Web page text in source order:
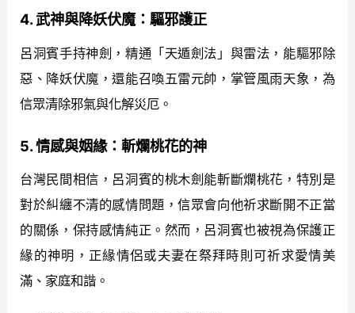
4. 武神與降妖伏魔：驅邪護正
呂洞賓手持神劍，精通「天遁劍法」與雷法，能驅邪除
惡、降妖伏魔，還能召喚五雷元帥，掌管風雨天象，為
信眾清除邪氣與化解災厄。
5. 情感與姻緣：斬爛桃花的神
台灣民間相信，呂洞賓的桃木劍能斬斷爛桃花，特別是
對於糾纏不清的感情問題，信眾會向他祈求斷開不正當
的關係，保持感情純正。然而，呂洞賓也被視為保護正
緣的神明，正緣情侶或夫妻在祭拜時則可祈求愛情美
滿、家庭和諧。